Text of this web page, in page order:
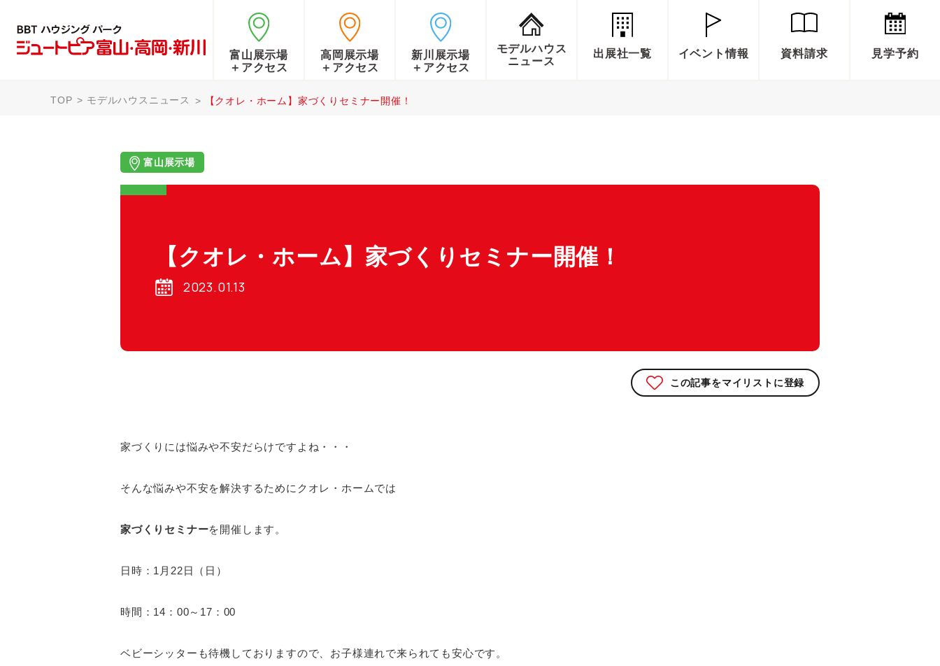
富山展示場
＋アクセス
高岡展示場
＋アクセス
新川展示場
＋アクセス
モデルハウス
ニュース
出展社一覧 イベント情報 資料請求 見学予約
TOP モデルハウスニュース 【クオレ・ホーム】家づくりセミナー開催！
富山展示場
【クオレ・ホーム】家づくりセミナー開催！
2023.01.13
この記事をマイリストに登録
家づくりには悩みや不安だらけですよね・・・
そんな悩みや不安を解決するためにクオレ・ホームでは
家づくりセミナーを開催します。
日時：1月22日（日）
時間：14：00～17：00
ベビーシッターも待機しておりますので、お子様連れで来られても安心です。